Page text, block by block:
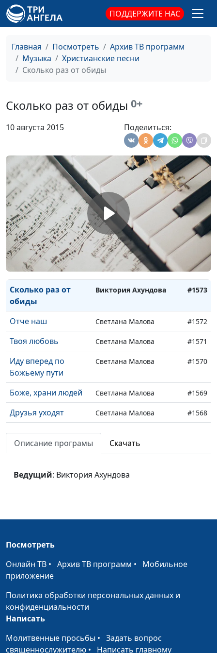
ПОДДЕРЖИТЕ НАС
Главная Посмотреть
Архив ТВ программ
Музыка
Христианские песни
Сколько раз от обиды
Сколько раз от обиды 0+
10 августа 2015 Поделиться:
Встань перед Богом
на колени
Виктория Ахундова #1582
"Библия"
(исполняет
Виктория Ахундова)
Виктория Ахундова
Доживу
Виктория Ахундова,
Трусюк Оксана,
аккомпанемент
Церковь моя
Виктория Ахундова,
Трусюк Оксана,
аккомпанемент
#1578
Вечный закон Виктория Ахундова #1577
Я иду к Тебе Отец
Небесный
Виктория Ахундова #1576
Сила любви Виктория Ахундова
Не прощайся Виктория Ахундова #1574
Сколько раз от
обиды
Виктория Ахундова #1573
Отче наш Светлана Малова #1572
Твоя любовь Светлана Малова #1571
Иду вперед по
Божьему пути
Светлана Малова #1570
Боже, храни людей Светлана Малова #1569
Друзья уходят Светлана Малова #1568
Гитара
Светлана Малова,
Дмитрий Сулимов
(гитара)
Мир во грехах
Светлана Малова,
Ангел-Хранитель
Светлана Малова, Алёна
#1565
Исход
Национального
и балета РБ, Лиза
Battle Hymn of the
Елена Сало, солистка
Описание програмы Скачать
Ведущий: Виктория Ахундова
Посмотреть
Онлайн ТВ • Архив ТВ программ • Мобильное
приложение
Политика обработки персональных данных и
конфиденциальности
Написать
Молитвенные просьбы • Задать вопрос
священнослужителю • Написать главному